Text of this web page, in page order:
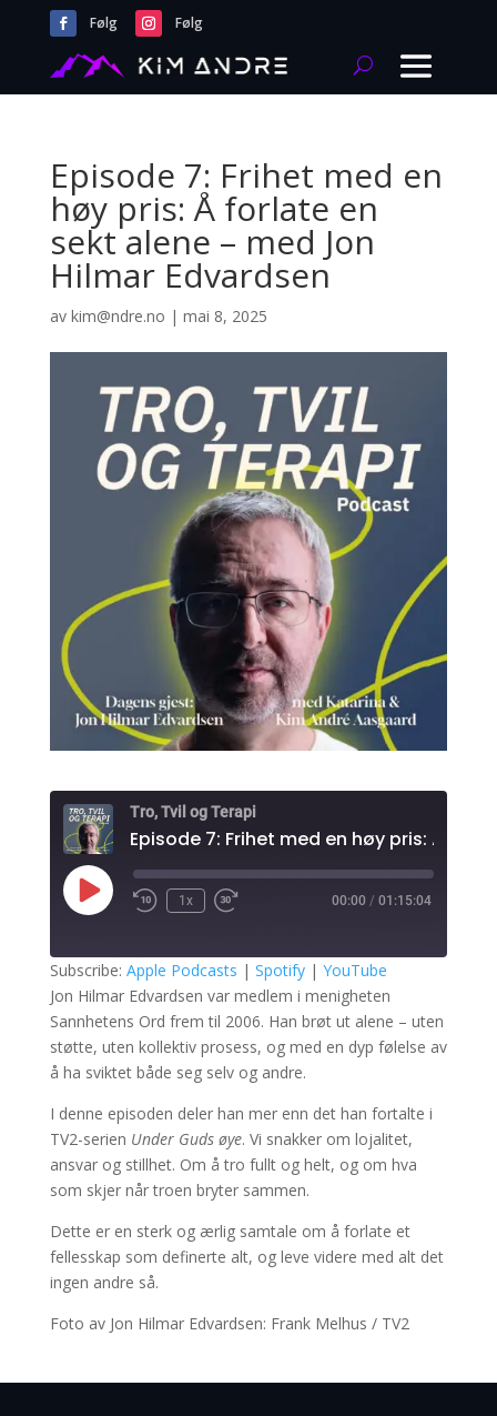
Følg Følg
Episode 7: Frihet med en
høy pris: Å forlate en
sekt alene – med Jon
Hilmar Edvardsen
av kim@ndre.no | mai 8, 2025
Tro, Tvil og Terapi
Play
Episode
1x 00:00 / 01:15:04
Subscribe: Apple Podcasts | Spotify| YouTube
Jon Hilmar Edvardsen var medlem i menigheten
Sannhetens Ord frem til 2006. Han brøt ut alene – uten
støtte, uten kollektiv prosess, og med en dyp følelse av
å ha sviktet både seg selv og andre.
I denne episoden deler han mer enn det han fortalte i
TV2-serien Under Guds øye. Vi snakker om lojalitet,
ansvar og stillhet. Om å tro fullt og helt, og om hva
som skjer når troen bryter sammen.
Dette er en sterk og ærlig samtale om å forlate et
fellesskap som definerte alt, og leve videre med alt det
ingen andre så.
Foto av Jon Hilmar Edvardsen: Frank Melhus / TV2